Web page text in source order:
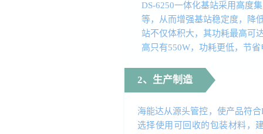
DS-6250一体化基站采用高度
等，从而增强基站稳定度，降
站不仅体积大，其功耗最高可
高只有550W，功耗更低，节省
2、生产制造
海能达从源头管控，使产品符
选择使用可回收的包装材料，